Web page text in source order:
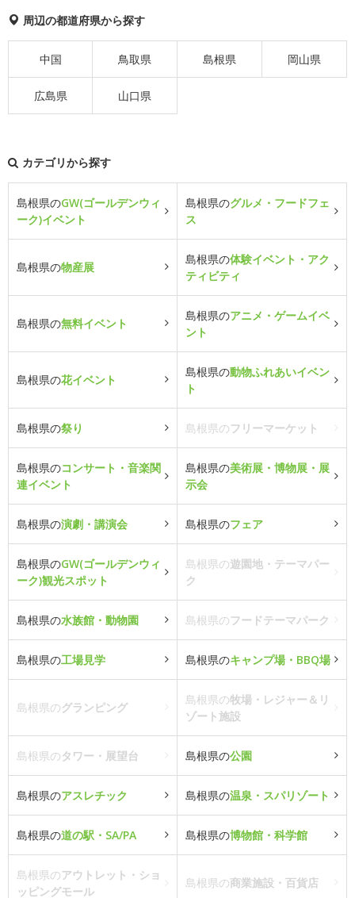
周辺の都道府県から探す
中国 鳥取県 島根県 岡山県
広島県 山口県
カテゴリから探す
島根県のGW(ゴールデンウィ
ーク)イベント
島根県のグルメ・フードフェ
ス
島根県の物産展
島根県の体験イベント・アク
ティビティ
島根県の無料イベント
島根県のアニメ・ゲームイベ
ント
島根県の花イベント
島根県の動物ふれあいイベン
ト
島根県の祭り 島根県のフリーマーケット
島根県のコンサート・音楽関
連イベント
島根県の美術展・博物展・展
示会
島根県の演劇・講演会 島根県のフェア
島根県のGW(ゴールデンウィ
ーク)観光スポット
島根県の遊園地・テーマパー
ク
島根県の水族館・動物園 島根県のフードテーマパーク
島根県の工場見学 島根県のキャンプ場・BBQ場
島根県のグランピング
島根県の牧場・レジャー＆リ
ゾート施設
島根県のタワー・展望台 島根県の公園
島根県のアスレチック 島根県の温泉・スパリゾート
島根県の道の駅・SA/PA 島根県の博物館・科学館
島根県のアウトレット・ショ
ッピングモール
島根県の商業施設・百貨店